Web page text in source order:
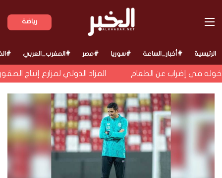
رياضة القائمة
الرئيسية #أخبار_الساعة #سوريا #مصر #المغرب_العربي
في إضراب عن الطعام المزاد الدولي لمزارع إنتاج